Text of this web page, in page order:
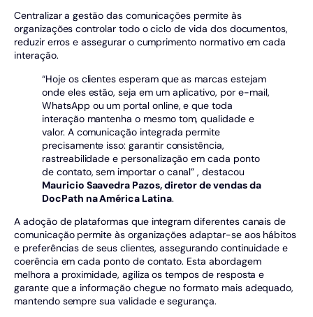
Centralizar a gestão das comunicações permite às
organizações controlar todo o ciclo de vida dos documentos,
reduzir erros e assegurar o cumprimento normativo em cada
interação.
“Hoje os clientes esperam que as marcas estejam
onde eles estão, seja em um aplicativo, por e-mail,
WhatsApp ou um portal online, e que toda
interação mantenha o mesmo tom, qualidade e
valor. A comunicação integrada permite
precisamente isso: garantir consistência,
rastreabilidade e personalização em cada ponto
de contato, sem importar o canal” , destacou
Mauricio Saavedra Pazos, diretor de vendas da
DocPath na América Latina.
A adoção de plataformas que integram diferentes canais de
comunicação permite às organizações adaptar-se aos hábitos
e preferências de seus clientes, assegurando continuidade e
coerência em cada ponto de contato. Esta abordagem
melhora a proximidade, agiliza os tempos de resposta e
garante que a informação chegue no formato mais adequado,
mantendo sempre sua validade e segurança.